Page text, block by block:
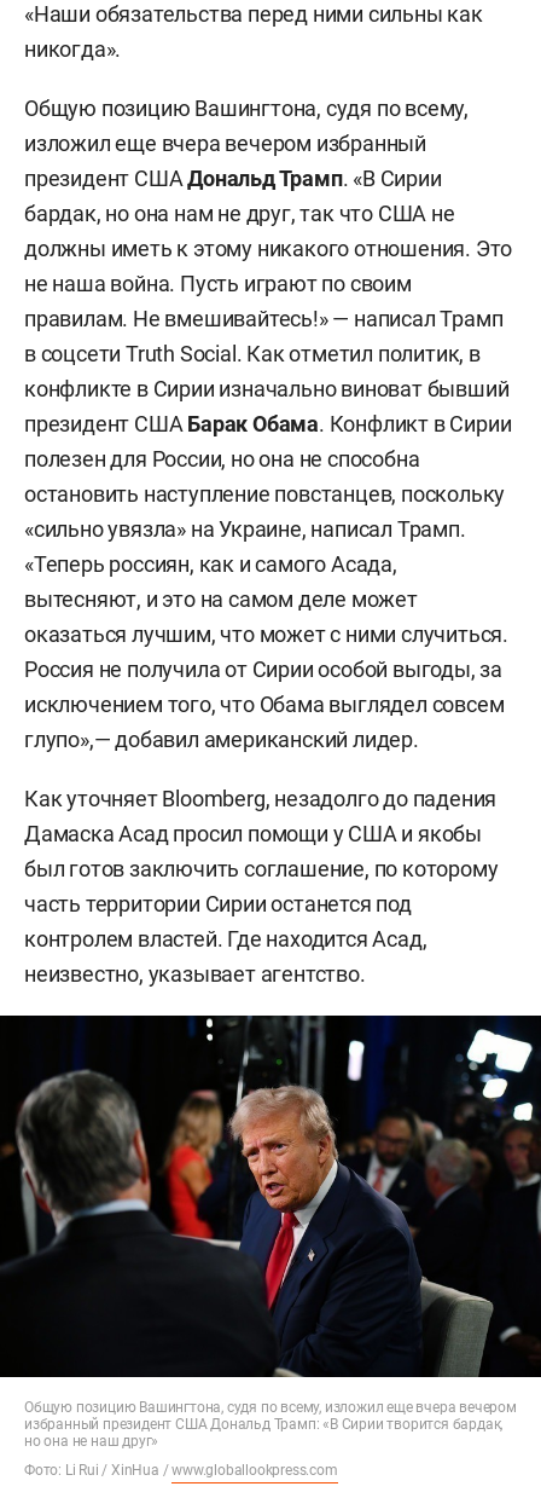
«Наши обязательства перед ними сильны как
никогда».
Общую позицию Вашингтона, судя по всему,
изложил еще вчера вечером избранный
президент СШАДональд Трамп. «В Сирии
бардак, но она нам не друг, так что США не
должны иметь к этому никакого отношения. Это
не наша война. Пусть играют по своим
правилам. Не вмешивайтесь!» — написал Трамп
в соцсети Truth Social. Как отметил политик, в
конфликте в Сирии изначально виноват бывший
президент СШАБарак Обама. Конфликт в Сирии
полезен для России, но она не способна
остановить наступление повстанцев, поскольку
«сильно увязла» на Украине, написал Трамп.
«Теперь россиян, как и самого Асада,
вытесняют, и это на самом деле может
оказаться лучшим, что может с ними случиться.
Россия не получила от Сирии особой выгоды, за
исключением того, что Обама выглядел совсем
глупо»,— добавил американский лидер.
Как уточняет Bloomberg, незадолго до падения
Дамаска Асад просил помощи у США и якобы
был готов заключить соглашение, по которому
часть территории Сирии останется под
контролем властей. Где находится Асад,
неизвестно, указывает агентство.
Общую позицию Вашингтона, судя по всему, изложил еще вчера вечером
избранный президент США Дональд Трамп: «В Сирии творится бардак,
но она не наш друг»
Фото: Li Rui / XinHua /www.globallookpress.com